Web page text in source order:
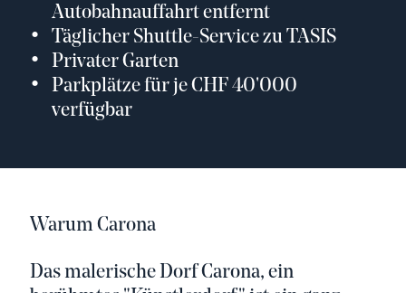
Autobahnauffahrt entfernt
Täglicher Shuttle-Service zu TASIS
Privater Garten
Parkplätze für je CHF 40'000
verfügbar
Warum Carona
Das malerische Dorf Carona, ein